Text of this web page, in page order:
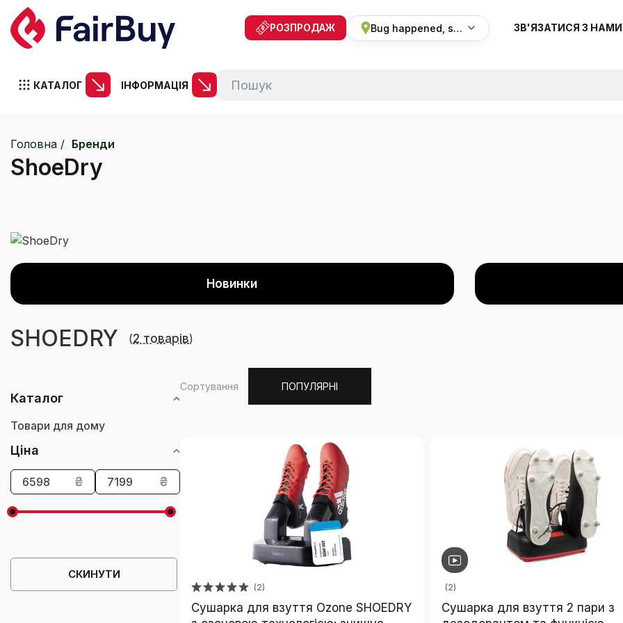
РОЗПРОДАЖ Bug happened, sorry ЗВ'ЯЗАТИСЯ З НАМИ
КАТАЛОГ ІНФОРМАЦІЯ
Головна Бренди
ShoeDry
Новинки
SHOEDRY (2 товарів)
Каталог
Товари для дому
Ціна
₴ ₴
СКИНУТИ
Сортування ПОПУЛЯРНІ
(2)
Сушарка для взуття Ozone SHOEDRY
(2)
Сушарка для взуття 2 пари з